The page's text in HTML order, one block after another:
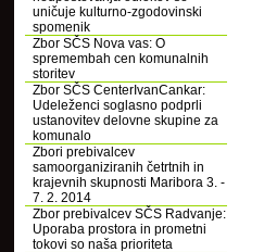
uničuje kulturno-zgodovinski
spomenik
Zbor SČS Nova vas: O
spremembah cen komunalnih
storitev
Zbor SČS CenterIvanCankar:
Udeleženci soglasno podprli
ustanovitev delovne skupine za
komunalo
Zbori prebivalcev
samoorganiziranih četrtnih in
krajevnih skupnosti Maribora 3. -
7. 2. 2014
Zbor prebivalcev SČS Radvanje:
Uporaba prostora in prometni
tokovi so naša prioriteta